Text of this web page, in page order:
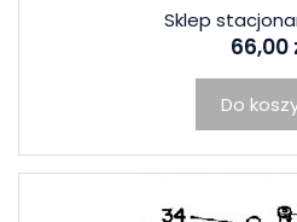
Sklep
66,00
Do